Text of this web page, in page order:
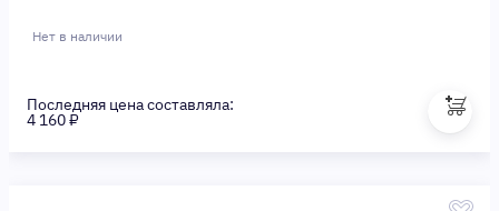
Нет в наличии
Последняя цена составляла:
4 160 ₽